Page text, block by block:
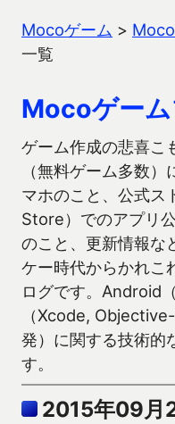
Mocoゲーム >
一覧
Mocoゲー
ゲーム作成の悲喜こ
（無料ゲーム多数
マホのこと、公式
Store）でのアプリ
のこと、更新情報な
ケー時代からかれこ
ログです。Android
（Xcode,
発）に関する技術的
す。
2015年09月